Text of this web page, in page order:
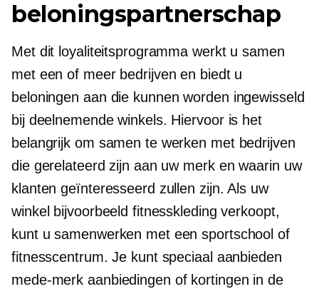
beloningspartnerschap
Met dit loyaliteitsprogramma werkt u samen
met een of meer bedrijven en biedt u
beloningen aan die kunnen worden ingewisseld
bij deelnemende winkels. Hiervoor is het
belangrijk om samen te werken met bedrijven
die gerelateerd zijn aan uw merk en waarin uw
klanten geïnteresseerd zullen zijn. Als uw
winkel bijvoorbeeld fitnesskleding verkoopt,
kunt u samenwerken met een sportschool of
fitnesscentrum. Je kunt speciaal aanbieden
mede-merk aanbiedingen of kortingen in de